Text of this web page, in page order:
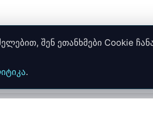
შენ ეთანხმები Cookie
.